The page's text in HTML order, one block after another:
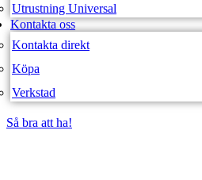
Utrustning Universal
Kontakta oss
Kontakta direkt
Köpa
Verkstad
Så bra att ha!